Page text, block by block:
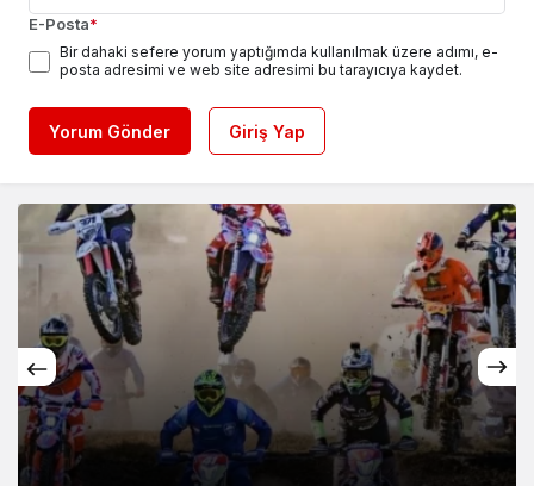
E-Posta*
Bir dahaki sefere yorum yaptığımda kullanılmak üzere adımı, e-
posta adresimi ve web site adresimi bu tarayıcıya kaydet.
Yorum Gönder Giriş Yap